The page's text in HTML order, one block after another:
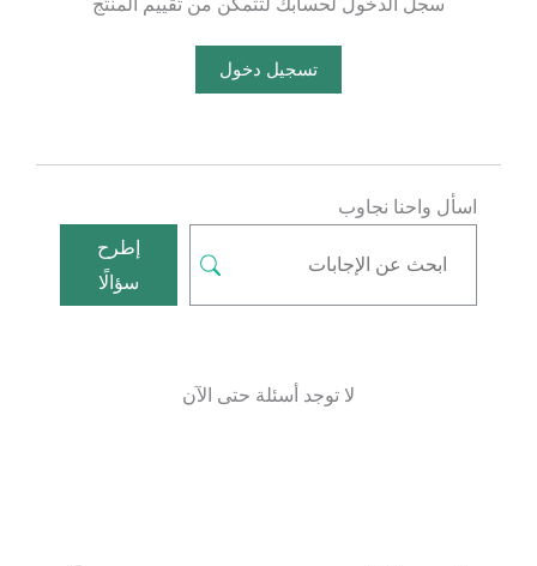
سجل الدخول لحسابك لتتمكن من تقييم المنتج
تسجيل دخول
اسأل واحنا نجاوب
إطرح
سؤالًا
لا توجد أسئلة حتى الآن